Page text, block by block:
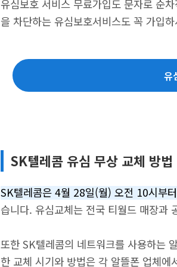
유심보호 서비스 무료가입도 문자로 순
을 차단하는 유심보호서비스도 꼭 가입
유
SK텔레콤 유심 무상 교체 방법
SK텔레콤은 4월 28일(월) 오전 10시부
습니다. 유심교체는 전국 티월드 매장과
또한 SK텔레콤의 네트워크를 사용하는
한 교체 시기와 방법은 각 알뜰폰 업체에